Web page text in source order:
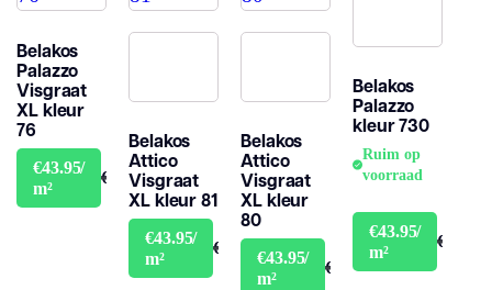
Belakos
Palazzo
Visgraat
XL kleur
76
€43.95/
m²
€48.95
Belakos
Attico
Visgraat
XL kleur 81
€43.95/
m²
€48.95
Belakos
Attico
Visgraat
XL kleur
80
€43.95/
m²
€48.95
Belakos
Palazzo
kleur 730
Ruim op
voorraad
€43.95/
m²
€48.95